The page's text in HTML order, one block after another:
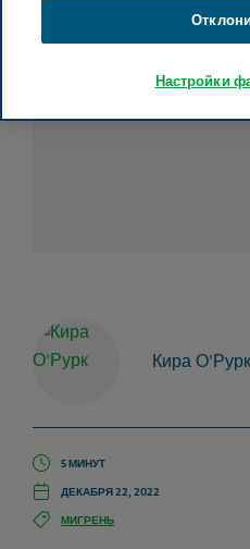
Кира О'Рурк
5 МИНУТ
ДЕКАБРЯ 22, 2022
МИГРЕНЬ
Настройки